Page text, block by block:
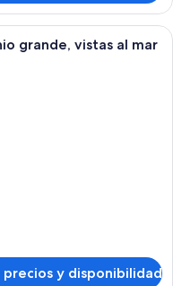
habitación de hotel moderna
grande, vistas al mar
precios y disponibilidad